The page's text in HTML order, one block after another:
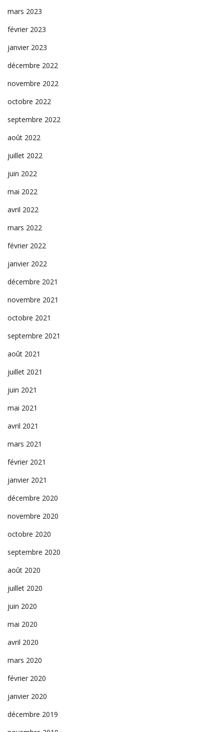
mars 2023
février 2023
janvier 2023
décembre 2022
novembre 2022
octobre 2022
septembre 2022
août 2022
juillet 2022
juin 2022
mai 2022
avril 2022
mars 2022
février 2022
janvier 2022
décembre 2021
novembre 2021
octobre 2021
septembre 2021
août 2021
juillet 2021
juin 2021
mai 2021
avril 2021
mars 2021
février 2021
janvier 2021
décembre 2020
novembre 2020
octobre 2020
septembre 2020
août 2020
juillet 2020
juin 2020
mai 2020
avril 2020
mars 2020
février 2020
janvier 2020
décembre 2019